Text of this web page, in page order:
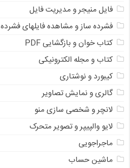
فایل منیجر و مدیریت فایل
فشرده ساز و مشاهده فایلهای فشرده
کتاب خوان و بازگشایی PDF
کتاب و مجله الکترونیکی
کیبورد و نوشتاری
گالری و نمایش تصاویر
لانچر و شخصی سازی منو
لایو والپیپر و تصویر متحرک
ماجراجویی
ماشین حساب